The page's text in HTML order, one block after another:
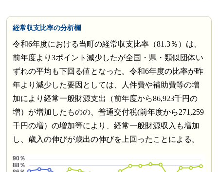
経常収支比率の分析欄
令和6年度における当町の経常収支比率（81.3％）は、
前年度より3ポイント減少したが全国・県・類似団体い
ずれの平均も下回る値となった。令和6年度の比率が昨
年より減少した要因としては、人件費や補助費等の増
加により経常一般財源支出（前年度から86,923千円の
増）が増加したものの、普通交付税(前年度から271,259
千円の増）の増加等により、経常一般財源収入も増加
し、歳入の伸びが歳出の伸びを上回ったことによる。